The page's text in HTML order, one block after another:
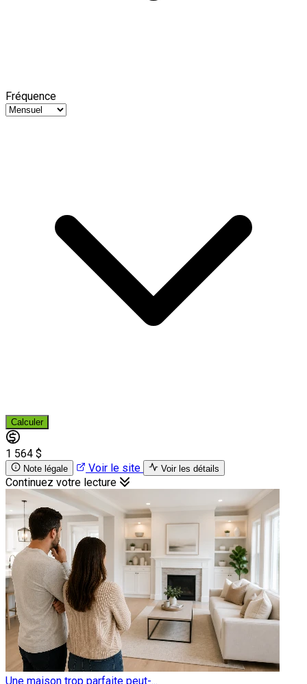
Fréquence
Calculer
1 564 $
Note légale Voir le site Voir les détails
Continuez votre lecture
Une maison trop parfaite peut-...